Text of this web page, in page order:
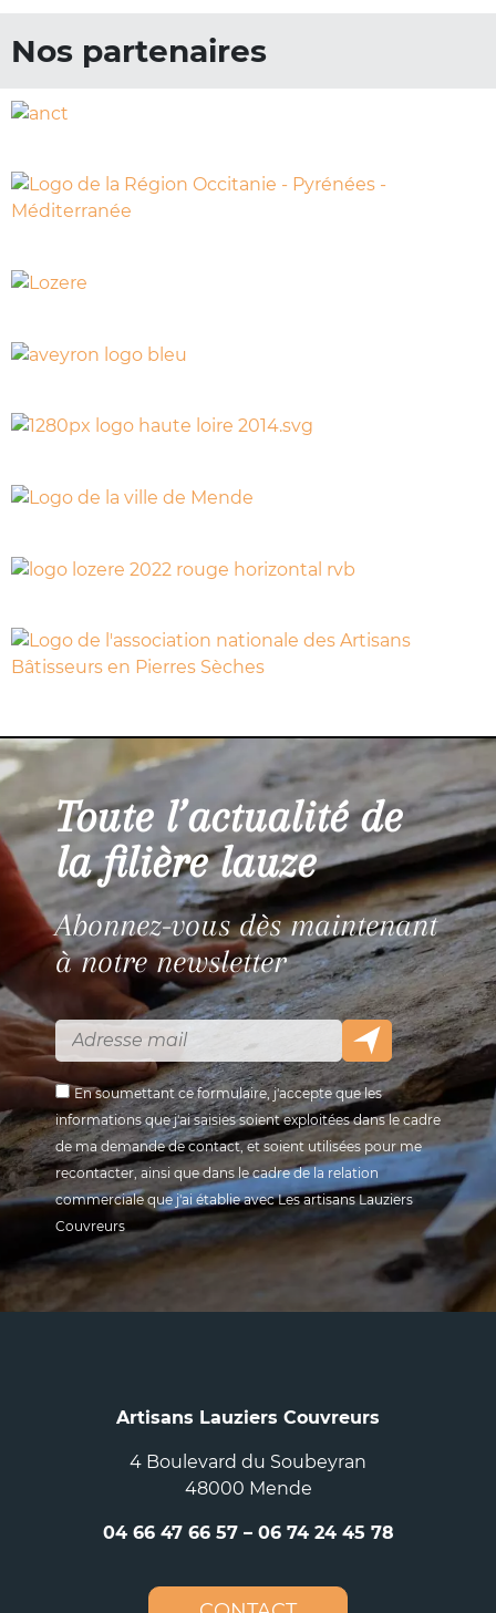
Nos partenaires
Toute l’actualité de
la filière lauze
Abonnez-vous dès maintenant
à notre newsletter
En soumettant ce formulaire, j'accepte que les
informations que j'ai saisies soient exploitées dans le cadre
de ma demande de contact, et soient utilisées pour me
recontacter, ainsi que dans le cadre de la relation
commerciale que j'ai établie avec Les artisans Lauziers
Couvreurs
Artisans Lauziers Couvreurs
4 Boulevard du Soubeyran
48000 Mende
04 66 47 66 57– 06 74 24 45 78